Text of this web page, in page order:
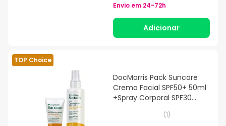
Envio em 24-72h
Adicionar
TOP Choice
DocMorris Pack Suncare
Crema Facial SPF50+ 50ml
+Spray Corporal SPF30
(1)